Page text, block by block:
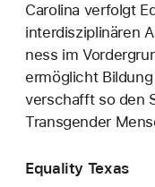
Carolina verfolgt
interdisziplinären
ness im
ermöglicht
verschafft so den
Transgender
Equality Texas